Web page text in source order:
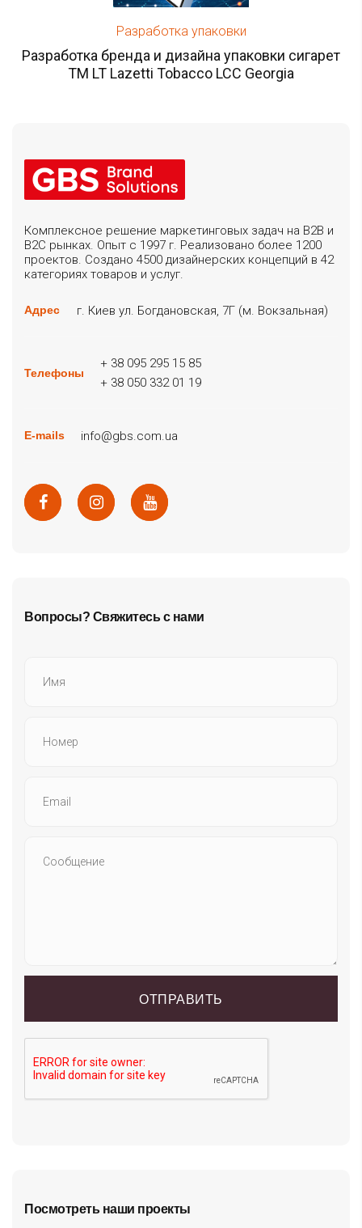
Разработка упаковки
Разработка бренда и дизайна упаковки сигарет
ТМ LT Lazetti Tobacco LCC Georgia
Комплексное решение маркетинговых задач на B2B и
B2C рынках. Опыт с 1997 г. Реализовано более 1200
проектов. Создано 4500 дизайнерских концепций в 42
категориях товаров и услуг.
Адрес г. Киев ул. Богдановская, 7Г (м. Вокзальная)
Телефоны
+ 38 095 295 15 85
+ 38 050 332 01 19
E-mails info@gbs.com.ua
Вопросы? Свяжитесь с нами
Посмотреть наши проекты